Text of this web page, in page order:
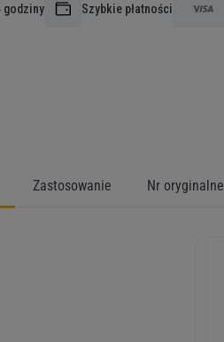
godziny Szybkie płatności
Zastosowanie Nr oryginalne